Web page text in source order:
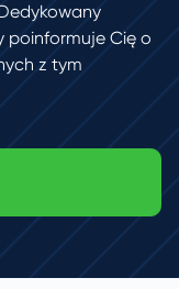
poinformuje Cię o
z tym